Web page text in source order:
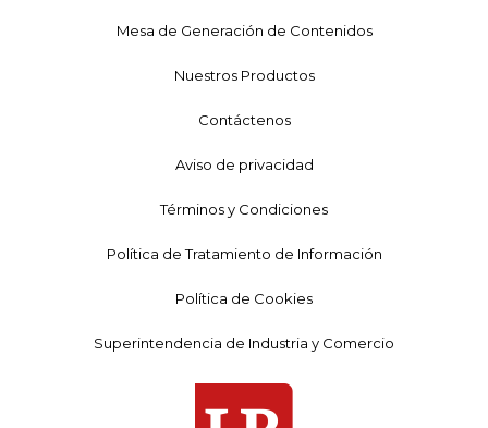
Mesa de Generación de Contenidos
Nuestros Productos
Contáctenos
Aviso de privacidad
Términos y Condiciones
Política de Tratamiento de Información
Política de Cookies
Superintendencia de Industria y Comercio